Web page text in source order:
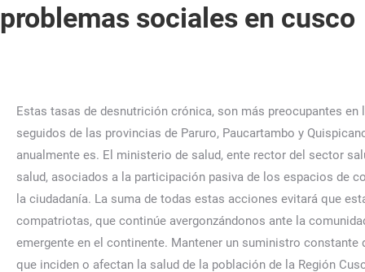
problemas sociales en cusco
Estas tasas de desnutrición crónica, son más preocupantes en la población escolar de la provincia Chumbivilcas, que supera la tasa de 51% de desnutrición en los escolares de 6 a 9 años, seguidos de las provincias de Paruro, Paucartambo y Quispicanchis con tasas de 47%. Análisis de Situación de Salud Muerte Materna 2013. número de fallecidos que en promedio ocurren anualmente es. El ministerio de salud, ente rector del sector salud, es responsable de definir los lineamientos y políticas sanitarias en el país. – Escasa participación social en temas de salud, asociados a la participación pasiva de los espacios de concertación de salud, a las barreras culturales y al incipiente conocimiento de los derechos y deberes de salud por parte de la ciudadanía. La suma de todas estas acciones evitará que esta epidemia siga enlutando a miles de hogares, que siga acarreando gastos en el tratamiento y rehabilitación de los compatriotas, que continúe avergonzándonos ante la comunidad mundial con tasas e índices que no concuerdan con un país cuyo crecimiento económico nos coloca como una nación emergente en el continente. Mantener un suministro constante de medicamentos y gestionarlos correctamente. Identificar y describir los factores sociales, económicos y demográficos que inciden o afectan la salud de la población de la Región Cusco. – Los actores sociales no se involucran en acciones de salud, debido a que sus preocupaciones están priorizadas en temas de coyuntura y de carácter reivindicativo y asistencial. En nuestro departamento las madres tienen un nivel educativo promedio equivalente al cuarto año de primaria (UNICEF "El Desarrollo Educativo de la niñez y la Adolescencia"). De igual manera, llama la atención la proporción importante que va adquiriendo las causas de muerte asociadas a tumores (neoplasias) que alcanza a cerca del 9% de muertes/año ocurrida. Esto significa que estar infectado con VIH no es lo mismo estar enfermo de SIDA. Cuidado de los océanos, acciones que reduzcan la contaminación del mar para preservar la vida marina. La única manera de prevenir la transmisión del VIH en las relaciones sexuales es usando correctamente el preservativo. Áncash y Cusco tienen veinte casos cada uno. En los últimos años, los casos de VIH-SIDA se han incrementado considerablemente en todo el mundo y en el Perú, este mal incurable se mantiene en una epidemia concentrada, es decir, no se ha generalizado aún. Alianzas intersectoriales para la promoción de la salud. "Si la prueba sale reactiva, la persona es sometida a un segundo paso que viene a ser la prueba de ELISA, la misma que también nos da un acercamiento a la detección del SIDA; pero tampoco es confirmatoria. El importante avance en asesoría genética sobre el cáncer en el Perú, permite identificar cánceres hereditarios. -. En cuanto a la prevalencia de la TBC, las causas están asociadas a: – Implementación limitada de políticas, manejo y prevención de la enfermedad, sobre todo en la atención médica periódica, el diagnóstico oportuno y el tratamiento adecuado. Hay un conjunto de problemas de importancia para la Salud Pública Regional que por su magnitud no aparece en la consulta externa u hospitalización. 3º) El limitado desarrollo del proceso de monitoreo, evaluación, supervisión y retroalimentación de